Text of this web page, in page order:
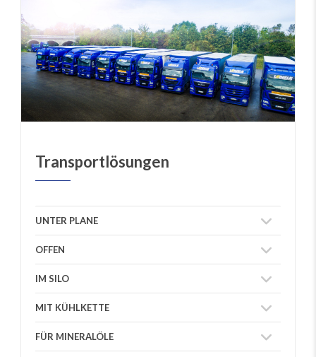
Transportlösungen
UNTER PLANE
OFFEN
IM SILO
MIT KÜHLKETTE
FÜR MINERALÖLE